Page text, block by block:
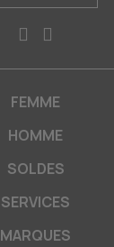
FEMME
HOMME
SOLDES
SERVICES
MARQUES